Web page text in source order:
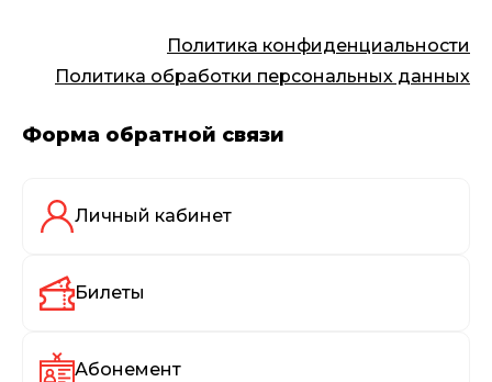
Политика конфиденциальности
Политика обработки персональных данных
Форма обратной связи
Личный кабинет
Билеты
Абонемент